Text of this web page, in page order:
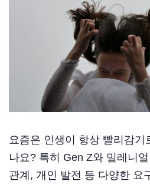
요즘은 인생이 항상 빨리감기
나요? 특히 Gen Z와 밀레니
관계, 개인 발전 등 다양한 요